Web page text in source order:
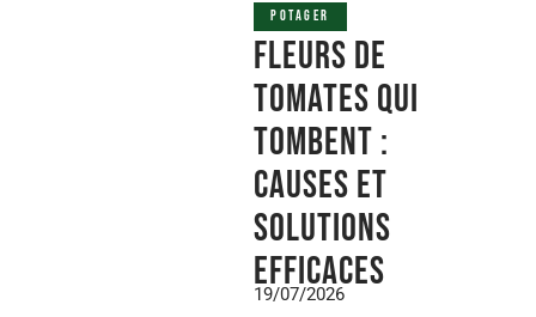
POTAGER
Fleurs de
tomates qui
tombent :
causes et
solutions
efficaces
19/07/2026